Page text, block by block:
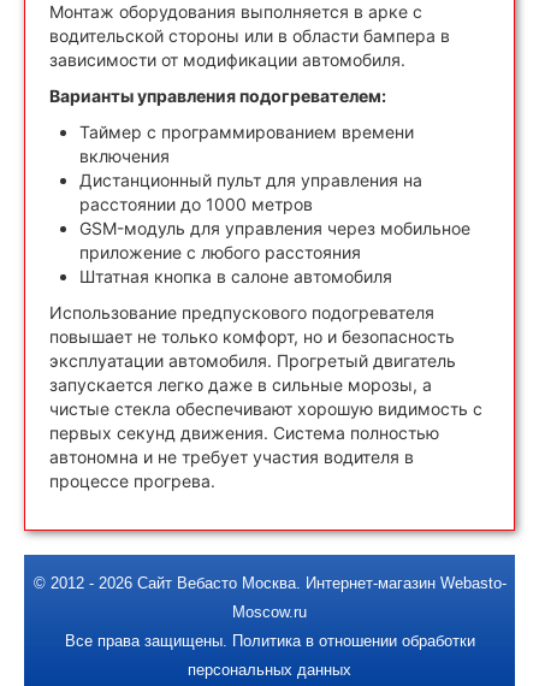
Монтаж оборудования выполняется в арке с
водительской стороны или в области бампера в
зависимости от модификации автомобиля.
Варианты управления подогревателем:
Таймер с программированием времени
включения
Дистанционный пульт для управления на
расстоянии до 1000 метров
GSM-модуль для управления через мобильное
приложение с любого расстояния
Штатная кнопка в салоне автомобиля
Использование предпускового подогревателя
повышает не только комфорт, но и безопасность
эксплуатации автомобиля. Прогретый двигатель
запускается легко даже в сильные морозы, а
чистые стекла обеспечивают хорошую видимость с
первых секунд движения. Система полностью
автономна и не требует участия водителя в
процессе прогрева.
© 2012 - 2026 Сайт Вебасто Москва. Интернет-магазин Webasto-
Moscow.ru
Все права защищены. Политика в отношении обработки
персональных данных